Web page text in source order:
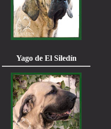
Yago de El Siledín